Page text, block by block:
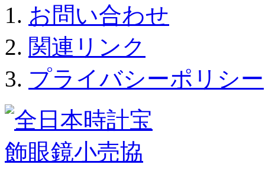
お問い合わせ
関連リンク
プライバシーポリシー